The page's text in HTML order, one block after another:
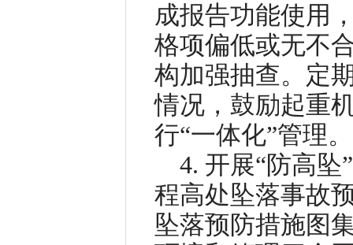
成报告功能使用
格项偏低或无不
构加强抽查。定
情况，鼓励起重
行“一体化”管理。
4. 开展“防高
程高处坠落事故
坠落预防措施图